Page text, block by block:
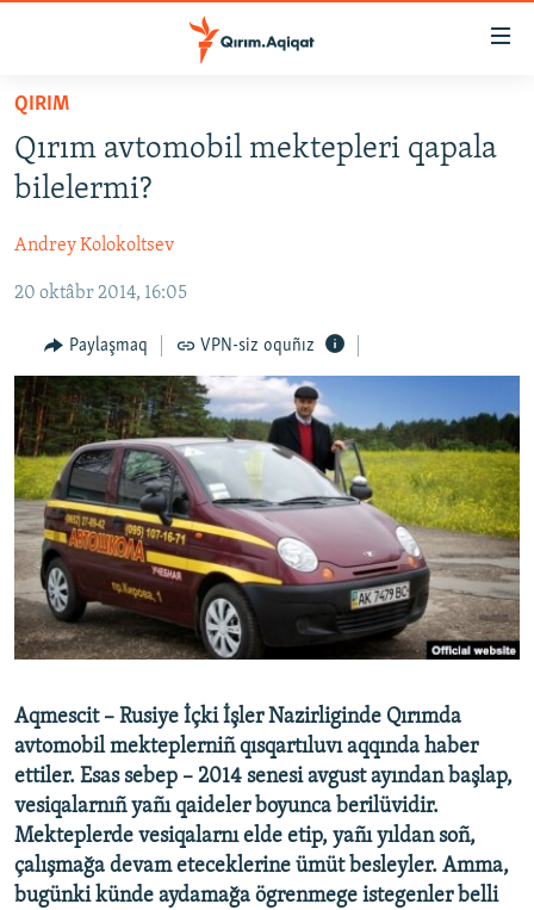
Esas
qaytmaq
Baş
qaytmaq
qaytmaq
SİYASET
CEMİYET
MEDENİYET
İNSAN AQLARI
VİDEO
SÜRET
BLOGLAR
FİKİR
Русский
Українською
RFE/RS bütün saytları
QIRIM
Qırım avtomobil mektepleri qapala
bilelermi?
Andrey Kolokoltsev
20 oktâbr 2014, 16:05
Paylaşmaq VPN-siz oquñız
Aqmescit – Rusiye İçki İşler Nazirliginde Qırımda
avtomobil mekteplerniñ qısqartıluvı aqqında haber
ettiler. Esas sebep – 2014 senesi avgust ayından başlap,
vesiqalarnıñ yañı qaideler boyunca berilüvidir.
Mekteplerde vesiqalarnı elde etip, yañı yıldan soñ,
çalışmağa devam eteceklerine ümüt besleyler. Amma,
bugünki künde aydamağa ögrenmege istegenler belli